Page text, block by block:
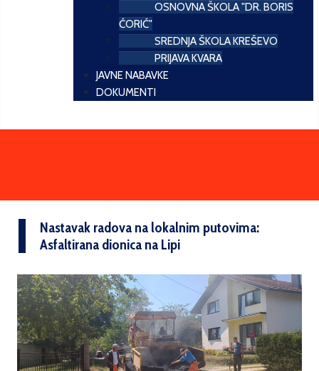
OSNOVNA ŠKOLA "DR. BORIS
ĆORIĆ"
SREDNJA ŠKOLA KREŠEVO
PRIJAVA KVARA
JAVNE NABAVKE
DOKUMENTI
Nastavak radova na lokalnim putovima:
Asfaltirana dionica na Lipi